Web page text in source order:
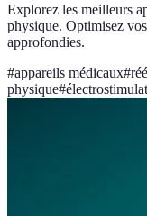
Explorez les meilleurs
physique. Optimisez
approfondies.
#appareils médicaux#
physique#